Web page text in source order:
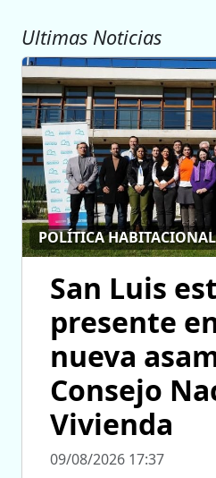
Ultimas Noticias
POLÍTICA HABITACIONAL
San Luis
presente
nueva
Consejo
Vivienda
09/08/2026 17:37